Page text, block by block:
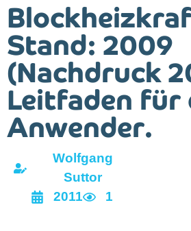
Stand: 2009
(Nachdruck
Leitfaden für
Anwender.
Wolfgang
Suttor
2011
1